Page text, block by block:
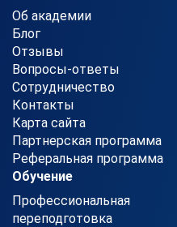
Об академии
Блог
Отзывы
Вопросы-ответы
Сотрудничество
Контакты
Карта сайта
Партнерская программа
Реферальная программа
Обучение
Профессиональная
переподготовка